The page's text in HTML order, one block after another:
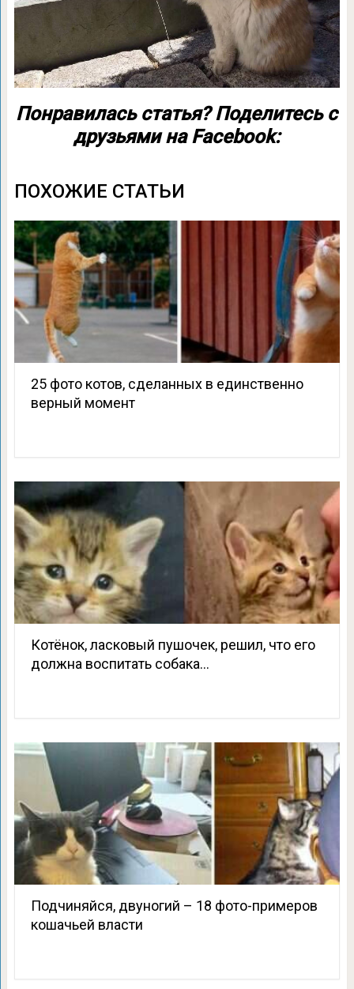
Понравилась статья? Поделитесь с
друзьями на Facebook:
ПОХОЖИЕ СТАТЬИ
25 фото котов, сделанных в единственно
верный момент
Котёнок, ласковый пушочек, решил, что его
должна воспитать собака…
Подчиняйся, двуногий – 18 фото-примеров
кошачьей власти